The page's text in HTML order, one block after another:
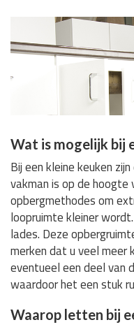
Wat is mogelijk bij
Bij een kleine keuken
vakman is op de hoogte
opbergmethodes om
loopruimte kleiner
lades. Deze
merken dat u veel meer
eventueel een deel van
waardoor het een stuk
Waarop letten bij